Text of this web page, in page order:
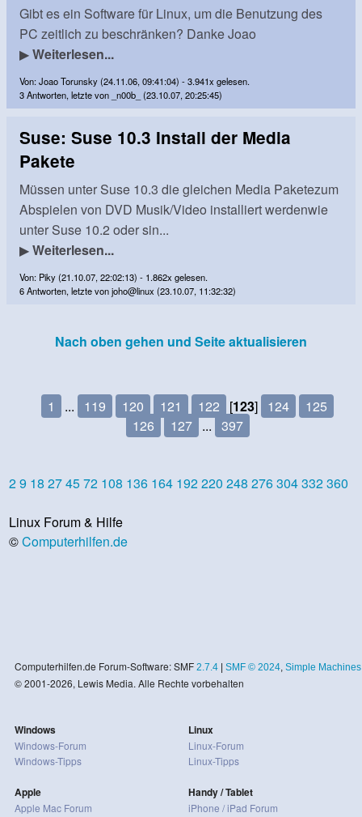
Gibt es ein Software für Linux, um die Benutzung des
PC zeitlich zu beschränken? Danke Joao
▶Weiterlesen...
Von: Joao Torunsky (24.11.06, 09:41:04) - 3.941x gelesen.
3 Antworten, letzte von _n00b_ (23.10.07, 20:25:45)
Suse: Suse 10.3 Install der Media
Pakete
Müssen unter Suse 10.3 die gleichen Media Paketezum
Abspielen von DVD Musik/Video installiert werdenwie
unter Suse 10.2 oder sin...
▶Weiterlesen...
Von: Piky (21.10.07, 22:02:13) - 1.862x gelesen.
6 Antworten, letzte von joho@linux (23.10.07, 11:32:32)
Nach oben gehen und Seite aktualisieren
1 ... 119 120 121 122 [123] 124
125
126
127 ... 397
29 18 274572 108 136 164 192220 248 276304332360
Linux Forum & Hilfe
©Computerhilfen.de
Computerhilfen.de Forum-Software: SMF 2.7.4| SMF © 2024, Simple Machines
© 2001-2026, Lewis Media. Alle Rechte vorbehalten
Windows
Windows-Forum
Windows-Tipps
Apple
Apple Mac Forum
Linux
Linux-Forum
Linux-Tipps
Handy / Tablet
iPhone / iPad Forum